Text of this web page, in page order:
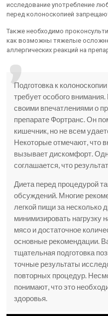
исследование употребление
перед колоноскопией
Также необходимо
как возможны тяжелые
аллергических реакций на
Подготовка к
требует особого
своими впечатлениями о
препарате Фортранс. Он
кишечник, но не всем
Некоторые отмечают, что
вызывает дискомфорт.
соглашается, что
Диета перед процедурой
обсуждений. Многие
легкой пищи за несколько
минимизировать нагрузку
мясо и достаточное
основные рекомендации.
тщательная подготовка
точные результаты
повторных процедур.
понимают, что это
здоровья.